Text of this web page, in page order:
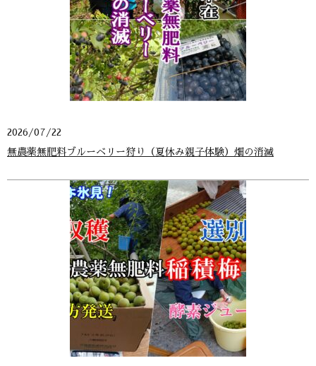
2026/07/22
無農薬無肥料ブルーベリー狩り（夏休み親子体験）畑の消滅